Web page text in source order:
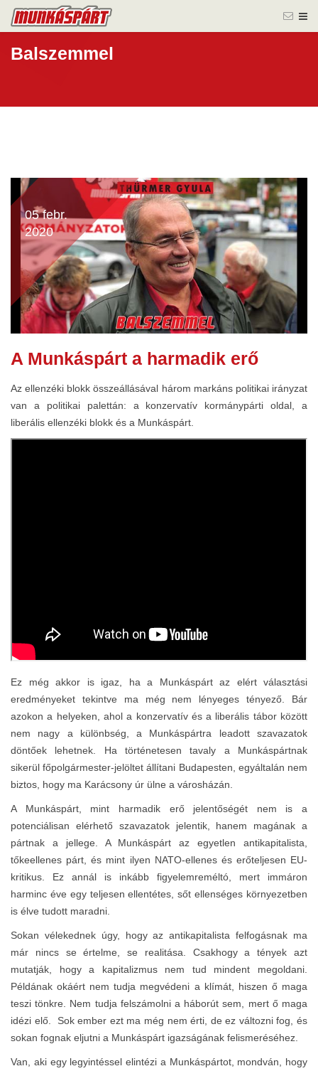
Balszemmel
05 febr.
2020
A Munkáspárt a harmadik erő
Az ellenzéki blokk összeállásával három markáns politikai irányzat
van a politikai palettán: a konzervatív kormánypárti oldal, a
liberális ellenzéki blokk és a Munkáspárt.
Ez még akkor is igaz, ha a Munkáspárt az elért választási
eredményeket tekintve ma még nem lényeges tényező. Bár
azokon a helyeken, ahol a konzervatív és a liberális tábor között
nem nagy a különbség, a Munkáspártra leadott szavazatok
döntőek lehetnek. Ha történetesen tavaly a Munkáspártnak
sikerül főpolgármester-jelöltet állítani Budapesten, egyáltalán nem
biztos, hogy ma Karácsony úr ülne a városházán.
A Munkáspárt, mint harmadik erő jelentőségét nem is a
potenciálisan elérhető szavazatok jelentik, hanem magának a
pártnak a jellege. A Munkáspárt az egyetlen antikapitalista,
tőkeellenes párt, és mint ilyen NATO-ellenes és erőteljesen EU-
kritikus. Ez annál is inkább figyelemreméltó, mert immáron
harminc éve egy teljesen ellentétes, sőt ellenséges környezetben
is élve tudott maradni.
Sokan vélekednek úgy, hogy az antikapitalista felfogásnak ma
már nincs se értelme, se realitása. Csakhogy a tények azt
mutatják, hogy a kapitalizmus nem tud mindent megoldani.
Példának okáért nem tudja megvédeni a klímát, hiszen ő maga
teszi tönkre. Nem tudja felszámolni a háborút sem, mert ő maga
idézi elő. Sok ember ezt ma még nem érti, de ez változni fog, és
sokan fognak eljutni a Munkáspárt igazságának felismeréséhez.
Van, aki egy legyintéssel elintézi a Munkáspártot, mondván, hogy